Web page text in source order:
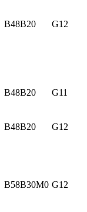
B48B20 G12
B48B20 G11
B48B20 G12
B58B30M0 G12